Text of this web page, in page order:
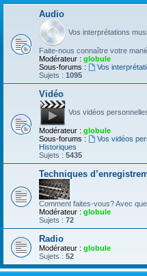
Audio
Vos interprétations
Faite-nous connaître votre
Modérateur : globule
Sous-forums :
Vos
Sujets : 1095
Vidéo
Vos vidéos
Modérateur : globule
Sous-forums :
Vos vidéos
Historiques
Sujets : 5435
Techniques
Comment faites-vous? Avec
Modérateur : globule
Sujets : 72
Radio
Modérateur : globule
Sujets : 52